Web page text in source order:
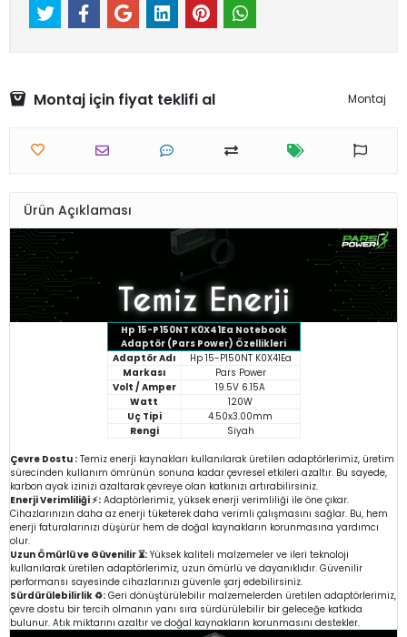
Montaj için fiyat teklifi al Montaj
Ürün Açıklaması
Hp 15-P150NT K0X41Ea Notebook
Adaptör (Pars Power) Özellikleri
Adaptör Adı
Hp 15-P150NT K0X41Ea
Markası
Pars Power
Volt / Amper
19.5V 6.15A
Watt
120W
Uç Tipi
4.50x3.00mm
Rengi
Siyah
Çevre Dostu : Temiz enerji kaynakları kullanılarak üretilen adaptörlerimiz, üretim
sürecinden kullanım ömrünün sonuna kadar çevresel etkileri azaltır. Bu sayede,
karbon ayak izinizi azaltarak çevreye olan katkınızı artırabilirsiniz.
Enerji Verimliliği ⚡: Adaptörlerimiz, yüksek enerji verimliliği ile öne çıkar.
Cihazlarınızın daha az enerji tüketerek daha verimli çalışmasını sağlar. Bu, hem
enerji faturalarınızı düşürür hem de doğal kaynakların korunmasına yardımcı
olur.
Uzun Ömürlü ve Güvenilir ⏳: Yüksek kaliteli malzemeler ve ileri teknoloji
kullanılarak üretilen adaptörlerimiz, uzun ömürlü ve dayanıklıdır. Güvenilir
performansı sayesinde cihazlarınızı güvenle şarj edebilirsiniz.
Sürdürülebilirlik ♻️: Geri dönüştürülebilir malzemelerden üretilen adaptörlerimiz,
çevre dostu bir tercih olmanın yanı sıra sürdürülebilir bir geleceğe katkıda
bulunur. Atık miktarını azaltır ve doğal kaynakların korunmasını destekler.